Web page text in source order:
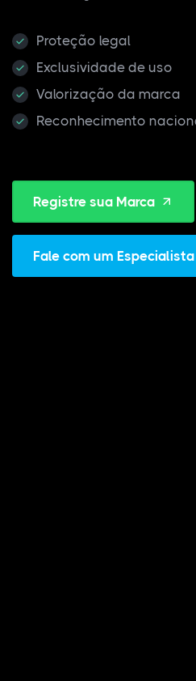
Proteção legal
Exclusividade de uso
Valorização da marca
Reconhecimento
Registre sua Marca
Fale com um Especialista